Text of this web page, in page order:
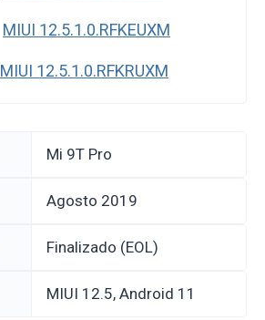
MIUI 12.5.1.0.RFKEUXM
MIUI 12.5.1.0.RFKRUXM
Mi 9T Pro
agosto 2019
Finalizado (EOL)
MIUI 12.5, Android 11